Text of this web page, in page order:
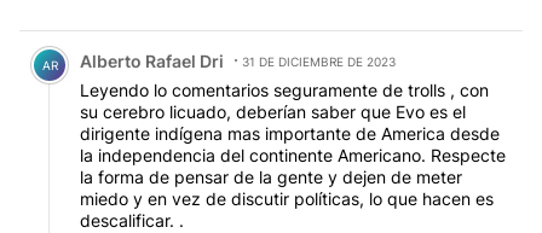
Comentario de Alberto Rafael Dri.
AR Alberto Rafael Dri 31 DE DICIEMBRE DE 2023
Leyendo lo comentarios seguramente de trolls , con
su cerebro licuado, deberían saber que Evo es el
dirigente indígena mas importante de America desde
la independencia del continente Americano. Respecte
la forma de pensar de la gente y dejen de meter
miedo y en vez de discutir políticas, lo que hacen es
descalificar. .